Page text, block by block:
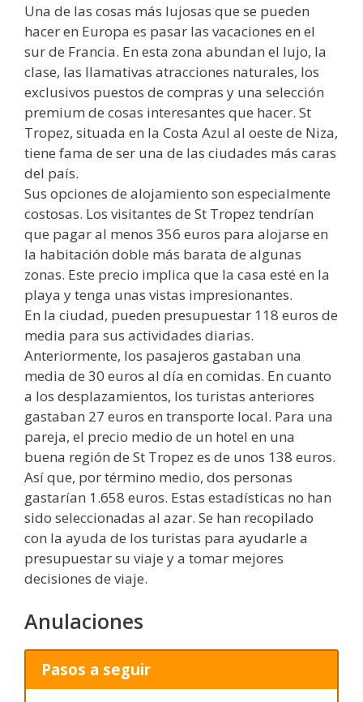
Una de las cosas más lujosas que se pueden
hacer en Europa es pasar las vacaciones en el
sur de Francia. En esta zona abundan el lujo, la
clase, las llamativas atracciones naturales, los
exclusivos puestos de compras y una selección
premium de cosas interesantes que hacer. St
Tropez, situada en la Costa Azul al oeste de Niza,
tiene fama de ser una de las ciudades más caras
del país.
Sus opciones de alojamiento son especialmente
costosas. Los visitantes de St Tropez tendrían
que pagar al menos 356 euros para alojarse en
la habitación doble más barata de algunas
zonas. Este precio implica que la casa esté en la
playa y tenga unas vistas impresionantes.
En la ciudad, pueden presupuestar 118 euros de
media para sus actividades diarias.
Anteriormente, los pasajeros gastaban una
media de 30 euros al día en comidas. En cuanto
a los desplazamientos, los turistas anteriores
gastaban 27 euros en transporte local. Para una
pareja, el precio medio de un hotel en una
buena región de St Tropez es de unos 138 euros.
Así que, por término medio, dos personas
gastarían 1.658 euros. Estas estadísticas no han
sido seleccionadas al azar. Se han recopilado
con la ayuda de los turistas para ayudarle a
presupuestar su viaje y a tomar mejores
decisiones de viaje.
Anulaciones
Pasos a seguir